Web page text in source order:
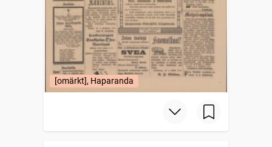
[omärkt], Haparanda